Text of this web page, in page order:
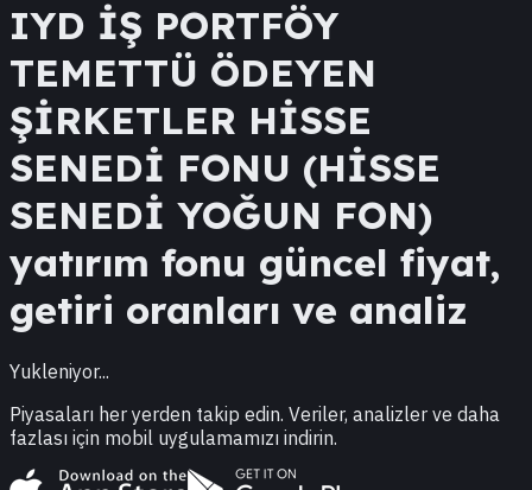
IYD İŞ PORTFÖY
TEMETTÜ ÖDEYEN
ŞİRKETLER HİSSE
SENEDİ FONU (HİSSE
SENEDİ YOĞUN FON)
yatırım fonu güncel fiyat,
getiri oranları ve analiz
Yukleniyor...
Piyasaları her yerden takip edin. Veriler, analizler ve daha
fazlası için mobil uygulamamızı indirin.